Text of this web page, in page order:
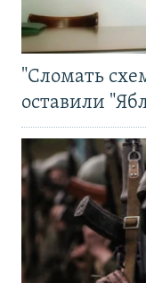
"Сломать
оставили